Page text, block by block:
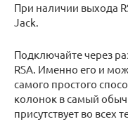
При наличии выхода
Jack.
Подключайте через
RSA. Именно его и
самого простого
колонок в самый
присутствует во всех